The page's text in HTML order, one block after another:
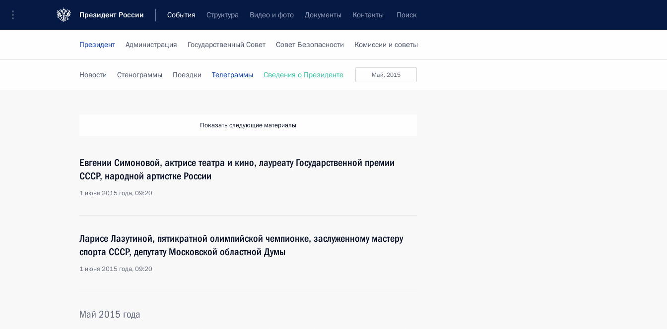
Президент России События Структура Видео и фото Документы Контакты Поиск
Президент Администрация Государственный Совет Совет Безопасности Комиссии и советы
май, 2015
Новости Стенограммы Поездки Телеграммы Сведения о Президенте
Показать следующие материалы
Евгении Симоновой, актрисе театра и кино, лауреату Государственной премии
СССР, народной артистке России
1 июня 2015 года, 09:20
Ларисе Лазутиной, пятикратной олимпийской чемпионке, заслуженному мастеру
спорта СССР, депутату Московской областной Думы
1 июня 2015 года, 09:20
Май 2015 года